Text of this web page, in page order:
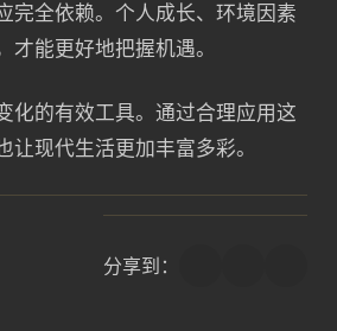
完全依赖。个人成长、环境因素
能更好地把握机遇。
化的有效工具。通过合理应用这
现代生活更加丰富多彩。
分享到：